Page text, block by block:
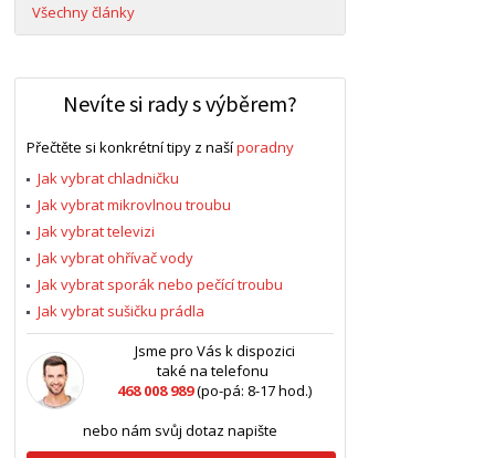
Všechny články
Nevíte si rady s výběrem?
Přečtěte si konkrétní tipy z našíporadny
Jak vybrat chladničku
Jak vybrat mikrovlnou troubu
Jak vybrat televizi
Jak vybrat ohřívač vody
Jak vybrat sporák nebo pečící troubu
Jak vybrat sušičku prádla
Jsme pro Vás k dispozici
také na telefonu
468 008 989(po-pá: 8-17 hod.)
nebo nám svůj dotaz napište